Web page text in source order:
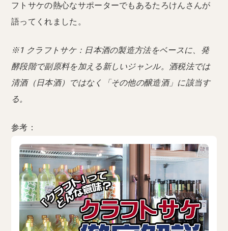
フトサケの熱心なサポーターでもあるたろけんさんが
語ってくれました。
※1 クラフトサケ：日本酒の製造方法をベースに、発
酵段階で副原料を加える新しいジャンル。酒税法では
清酒（日本酒）ではなく「その他の醸造酒」に該当す
る。
参考：